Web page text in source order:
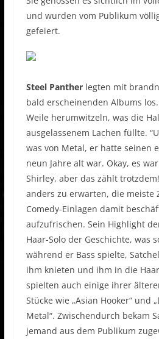
und wurden vom Publikum
gefeiert.
Steel Pantherlegten mit
bald erscheinenden Albums
Weile herumwitzeln, was die
ausgelassenem Lachen füllte.
was von Metal, er hatte seinen
neun Jahre alt war. Okay, es
Shirley, aber das zählt
anders zu erwarten, die meiste
Comedy-Einlagen damit
aufzufrischen. Sein Highlight
Haar-Solo der Geschichte, was
während er Bass spielte,
ihm knieten und ihm in die
spielten auch einige ihrer
Stücke wie „Asian Hooker“ und
Metal“. Zwischendurch bekam
jemand aus dem Publikum